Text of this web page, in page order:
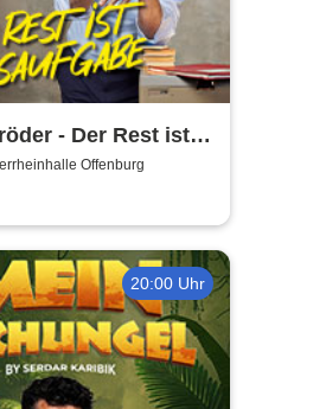
- Der Rest ist
Offenburg
20:00 Uhr